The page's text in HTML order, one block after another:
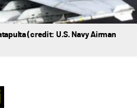
(credit: U.S. Navy Airman